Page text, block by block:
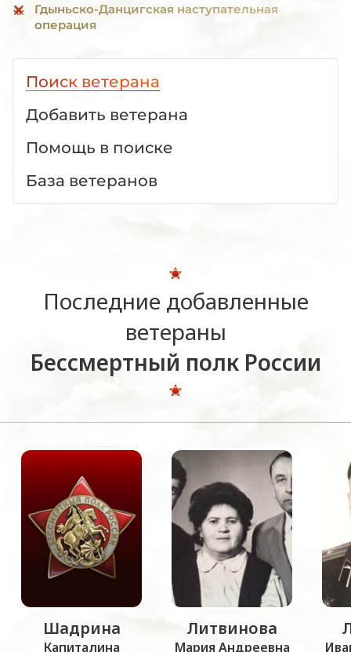
Гдыньско-Данцигская наступательная
операция
Поиск ветерана
Добавить ветерана
Помощь в поиске
База ветеранов
Последние добавленные
ветераны
Бессмертный полк России
Шадрина
Капиталина
Литвинова
Мария Андреевна